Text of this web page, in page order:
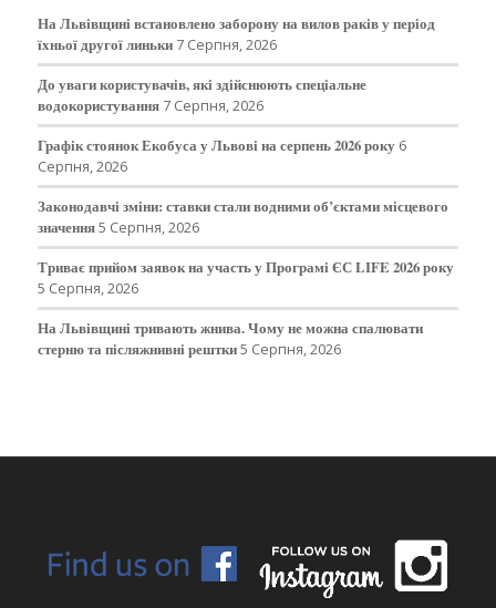
На Львівщині встановлено заборону на вилов раків у період
їхньої другої линьки 7 Серпня, 2026
До уваги користувачів, які здійснюють спеціальне
водокористування 7 Серпня, 2026
Графік стоянок Екобуса у Львові на серпень 2026 року 6
Серпня, 2026
Законодавчі зміни: ставки стали водними об’єктами місцевого
значення5 Серпня, 2026
Триває прийом заявок на участь у Програмі ЄС LIFE 2026 року
5 Серпня, 2026
На Львівщині тривають жнива. Чому не можна спалювати
стерню та післяжнивні рештки5 Серпня, 2026